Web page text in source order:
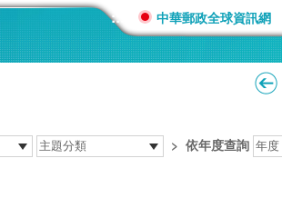
::: 中華郵政全球資訊網
> 依年度查詢